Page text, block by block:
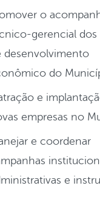
o
gerencial dos
desenvolvimento
do
e
empresas no
e coordenar
e